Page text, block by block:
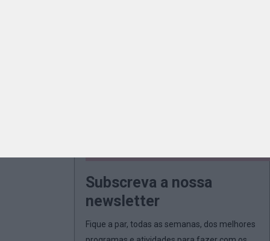
Subscreva a nossa
newsletter
Fique a par, todas as semanas, dos melhores